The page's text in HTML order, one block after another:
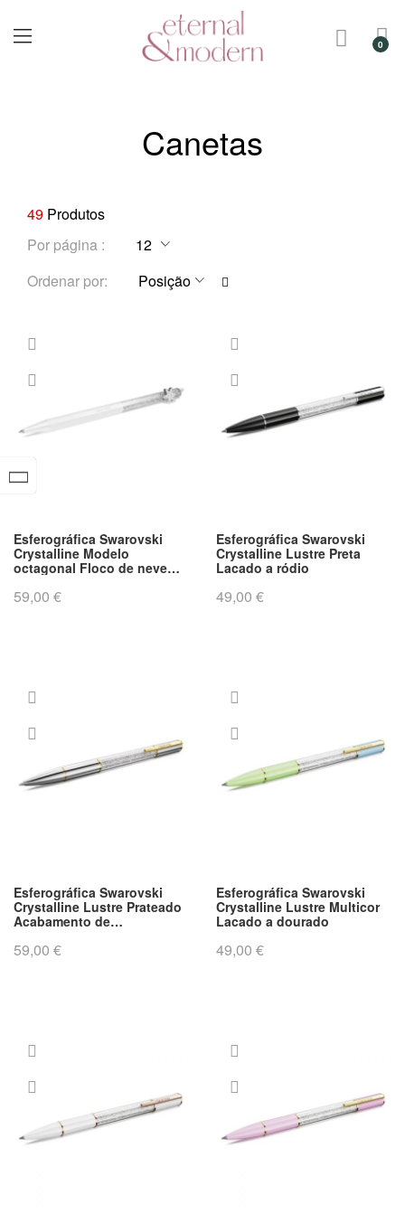
Canetas
49 Produtos
Por página
Ordenar por
n
r
ç
ã
D
e
s
c
t
Esferográfica Swarovski
Crystalline Modelo
octagonal Floco de neve
59,00 €
Esferográfica Swarovski
Crystalline Lustre Preta
Lacado a ródio
49,00 €
Esferográfica Swarovski
Crystalline Lustre Prateado
Acabamento de
59,00 €
Esferográfica Swarovski
Crystalline Lustre Multicor
Lacado a dourado
49,00 €